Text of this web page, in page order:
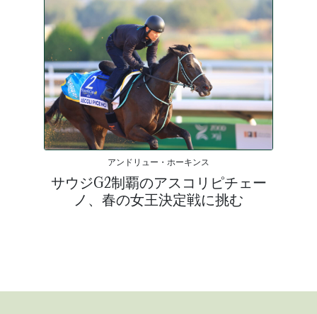
アンドリュー・ホーキンス
サウジG2制覇のアスコリピチェー
ノ、春の女王決定戦に挑む